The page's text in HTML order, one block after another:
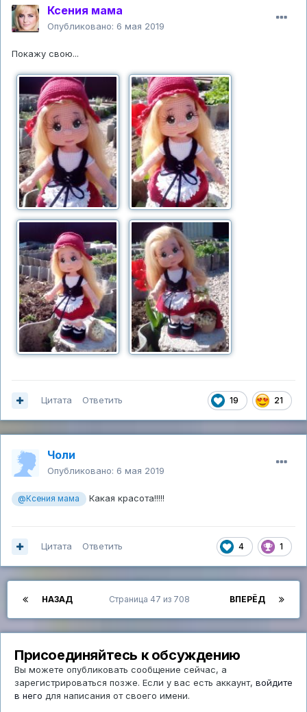
Ксения мама
Опубликовано: 6 мая 2019
Покажу свою...
19 21
Цитата Ответить
Чоли
Опубликовано: 6 мая 2019
@Ксения мама Какая красота!!!!!
4 1
Цитата Ответить
НАЗАД ВПЕРЁД
Страница 47 из 708
Присоединяйтесь к обсуждению
Вы можете опубликовать сообщение сейчас, а
зарегистрироваться позже. Если у вас есть аккаунт, войдите
в него для написания от своего имени.